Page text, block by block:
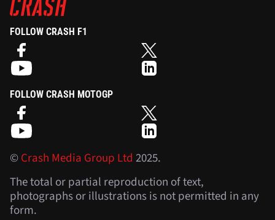
FOLLOW CRASH F1
FOLLOW CRASH MOTOGP
©Crash Media Group Ltd 2025.
The total or partial reproduction of text,
photographs or illustrations is not permitted in any
form.